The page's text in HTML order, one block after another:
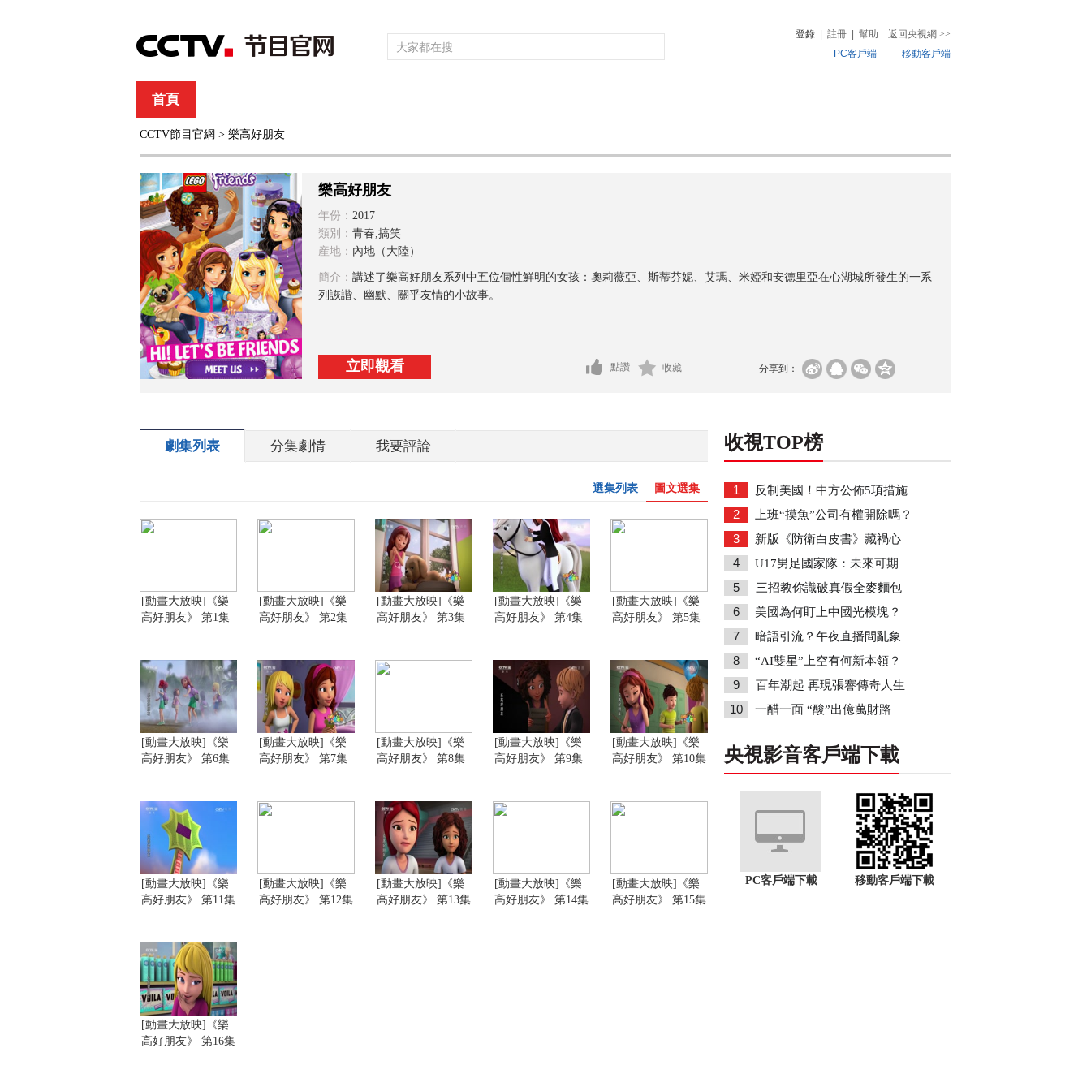
登錄 註冊 幫助 返回央視網 >>
PC客戶端
移動客戶端
首頁
綜合 新聞 財經 綜藝
CCTV節目官網 > 樂高好朋友
樂高好朋友
年份： 2017
類別： 青春,搞笑
産地： 內地（大陸）
簡介： 講述了樂高好朋友系列中五位個性鮮明的女孩：奧莉薇亞、斯蒂芬妮、艾瑪、米婭和安德里亞在心湖城所發生的一系
列詼諧、幽默、關乎友情的小故事。
立即觀看 分享到：
點讚 收藏
劇集列表 分集劇情 我要評論
圖文選集
選集列表
[動畫大放映]《樂
高好朋友》 第1集
[動畫大放映]《樂
高好朋友》 第2集
[動畫大放映]《樂
高好朋友》 第3集
[動畫大放映]《樂
高好朋友》 第4集
[動畫大放映]《樂
高好朋友》 第5集
[動畫大放映]《樂
高好朋友》 第6集
[動畫大放映]《樂
高好朋友》 第7集
[動畫大放映]《樂
高好朋友》 第8集
[動畫大放映]《樂
高好朋友》 第9集
[動畫大放映]《樂
高好朋友》 第10集
[動畫大放映]《樂
高好朋友》 第11集
[動畫大放映]《樂
高好朋友》 第12集
[動畫大放映]《樂
高好朋友》 第13集
[動畫大放映]《樂
高好朋友》 第14集
[動畫大放映]《樂
高好朋友》 第15集
[動畫大放映]《樂
高好朋友》 第16集
收視TOP榜
1 反制美國！中方公佈5項措施
2 上班“摸魚”公司有權開除嗎？
3 新版《防衛白皮書》藏禍心
4 U17男足國家隊：未來可期
5 三招教你識破真假全麥麵包
6 美國為何盯上中國光模塊？
7 暗語引流？午夜直播間亂象
8 “AI雙星”上空有何新本領？
9 百年潮起 再現張謇傳奇人生
10 一醋一面 “酸”出億萬財路
央視影音客戶端下載
PC客戶端下載 移動客戶端下載